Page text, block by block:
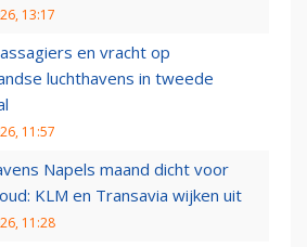
13:17
en vracht op
luchthavens in tweede
11:57
Napels maand dicht voor
KLM en Transavia wijken uit
11:28